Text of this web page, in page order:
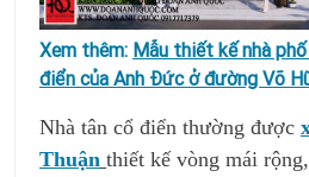
Xem thêm: Mẫu thiết kế nhà
điển của Anh Đức ở đường Võ
Nhà tân cổ điển thường được
Thuận thiết kế vòng mái